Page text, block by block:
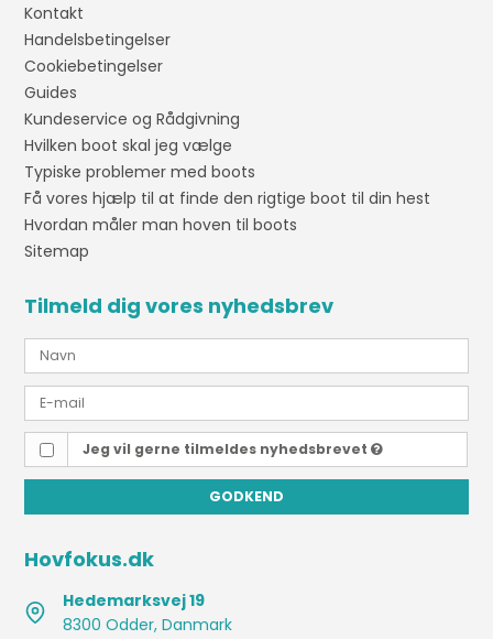
Kontakt
Handelsbetingelser
Cookiebetingelser
Guides
Kundeservice og Rådgivning
Hvilken boot skal jeg vælge
Typiske problemer med boots
Få vores hjælp til at finde den rigtige boot til din hest
Hvordan måler man hoven til boots
Sitemap
Tilmeld dig vores nyhedsbrev
Jeg vil gerne tilmeldes nyhedsbrevet
GODKEND
Hovfokus.dk
Hedemarksvej 19
8300 Odder, Danmark